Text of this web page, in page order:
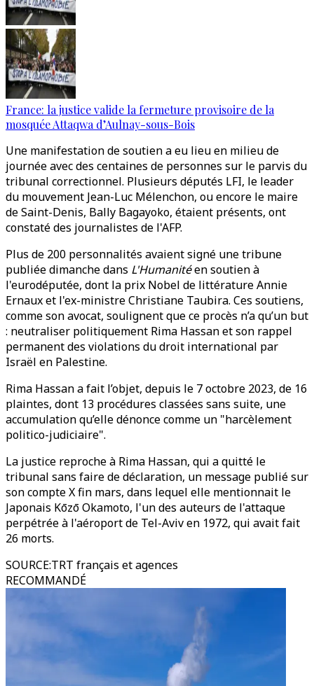
France: la justice valide la fermeture provisoire de la
mosquée Attaqwa d’Aulnay-sous-Bois
Une manifestation de soutien a eu lieu en milieu de
journée avec des centaines de personnes sur le parvis du
tribunal correctionnel. Plusieurs députés LFI, le leader
du mouvement Jean-Luc Mélenchon, ou encore le maire
de Saint-Denis, Bally Bagayoko, étaient présents, ont
constaté des journalistes de l'AFP.
Plus de 200 personnalités avaient signé une tribune
publiée dimanche dans L'Humanitéen soutien à
l'eurodéputée, dont la prix Nobel de littérature Annie
Ernaux et l'ex-ministre Christiane Taubira. Ces soutiens,
comme son avocat, soulignent que ce procès n’a qu’un but
: neutraliser politiquement Rima Hassan et son rappel
permanent des violations du droit international par
Israël en Palestine.
Rima Hassan a fait l’objet, depuis le 7 octobre 2023, de 16
plaintes, dont 13 procédures classées sans suite, une
accumulation qu’elle dénonce comme un "harcèlement
politico-judiciaire".
La justice reproche à Rima Hassan, qui a quitté le
tribunal sans faire de déclaration, un message publié sur
son compte X fin mars, dans lequel elle mentionnait le
Japonais Kōzō Okamoto, l'un des auteurs de l'attaque
perpétrée à l'aéroport de Tel-Aviv en 1972, qui avait fait
26 morts.
SOURCE:TRT français et agences
RECOMMANDÉ